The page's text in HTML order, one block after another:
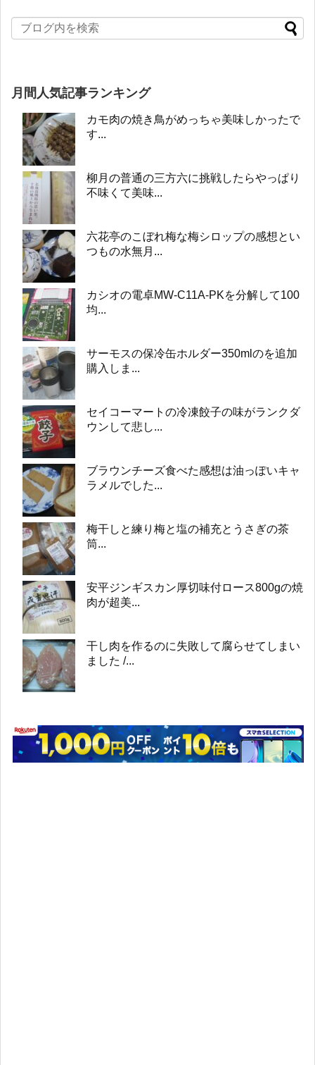
月間人気記事ランキング
カモ肉の焼き鳥がめっちゃ美味しかったで
す...
柳月の普通の三方六に挑戦したらやっぱり
不味くて美味...
六花亭のこぼれ梅な梅シロップの感想とい
つもの水無月...
カシオの電卓MW-C11A-PKを分解して100
均...
サーモスの保冷缶ホルダー350mlのを追加
購入しま...
セイコーマートの冷凍餃子の味がランクダ
ウンして悲し...
ブラウンチーズ食べた感想は油っぽいキャ
ラメルでした...
梅干しと練り梅と塩の補充とうさぎの茶
筒...
安平ジンギスカン厚切味付ロース800gの焼
肉が超美...
干し肉を作るのに失敗して腐らせてしまい
ました /...